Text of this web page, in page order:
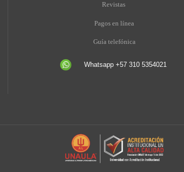
Revistas
Pagos en línea
Guía telefónica
Whatsapp +57 310 5354021